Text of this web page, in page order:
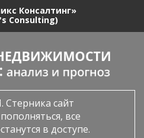
Консалтинг»
Consulting)
Стерника сайт
все
в доступе.